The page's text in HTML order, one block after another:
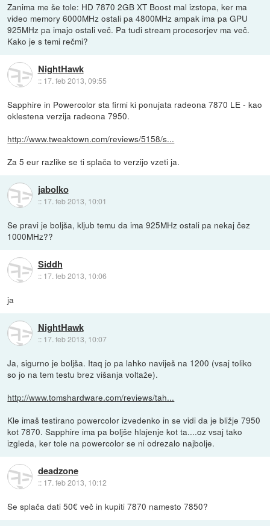
Zanima me še tole: HD 7870 2GB XT Boost mal izstopa, ker ma
video memory 6000MHz ostali pa 4800MHz ampak ima pa GPU
925MHz pa imajo ostali več. Pa tudi stream procesorjev ma več.
Kako je s temi rečmi?
NightHawk
:: 17. feb 2013, 09:55
Sapphire in Powercolor sta firmi ki ponujata radeona 7870 LE - kao
oklestena verzija radeona 7950.
http://www.tweaktown.com/reviews/5158/s...
Za 5 eur razlike se ti splača to verzijo vzeti ja.
jabolko
:: 17. feb 2013, 10:01
Se pravi je boljša, kljub temu da ima 925MHz ostali pa nekaj čez
1000MHz??
Siddh
:: 17. feb 2013, 10:06
ja
NightHawk
:: 17. feb 2013, 10:07
Ja, sigurno je boljša. Itaq jo pa lahko naviješ na 1200 (vsaj toliko
so jo na tem testu brez višanja voltaže).
http://www.tomshardware.com/reviews/tah...
Kle imaš testirano powercolor izvedenko in se vidi da je bližje 7950
kot 7870. Sapphire ima pa boljše hlajenje kot ta....oz vsaj tako
izgleda, ker tole na powercolor se ni odrezalo najbolje.
deadzone
:: 17. feb 2013, 10:12
Se splača dati 50€ več in kupiti 7870 namesto 7850?